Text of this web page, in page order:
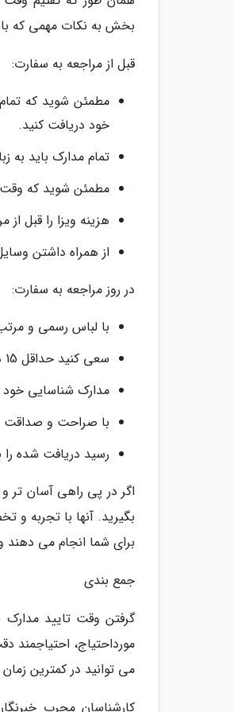
بخش به نکات مهمی که
قبل از مراجعه به سفارت:
مطمئن شوید که
خود دریافت کنید.
تمام مدارک باید به
مطمئن شوید که وقت
هزینه ویزا را قبل
از همراه داشتن
در روز مراجعه به سفارت:
با لباس رسمی و
سعی کنید حداقل 15 دقیقه قبل از وقت مشخص شده در سفارت حضور داشته باشید.
مدارک شناسایی خود
با صراحت و صداقت
رسید دریافت شده را
اگر در پی راهی آسان تر
بگیرید. آنها با تجربه و
برای شما انجام می دهند
جمع بندی
گرفتن وقت تایید
مورداحتیاج،
می توانید در کمترین
کارشناسان مجرب